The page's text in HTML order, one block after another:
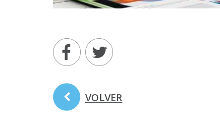
VOLVER